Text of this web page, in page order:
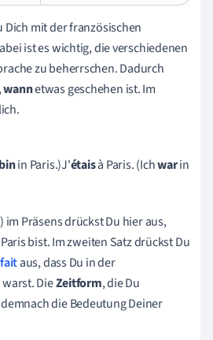
Dich mit der französischen
ist es wichtig, die verschiedenen
zu beherrschen. Dadurch
wannetwas geschehen ist. Im
binin Paris.)J'étaisà Paris. (Ichwarin
im Präsens drückst Du hier aus,
bist. Im zweiten Satz drückst Du
aus, dass Du in der
warst. DieZeitform, die Du
die Bedeutung Deiner